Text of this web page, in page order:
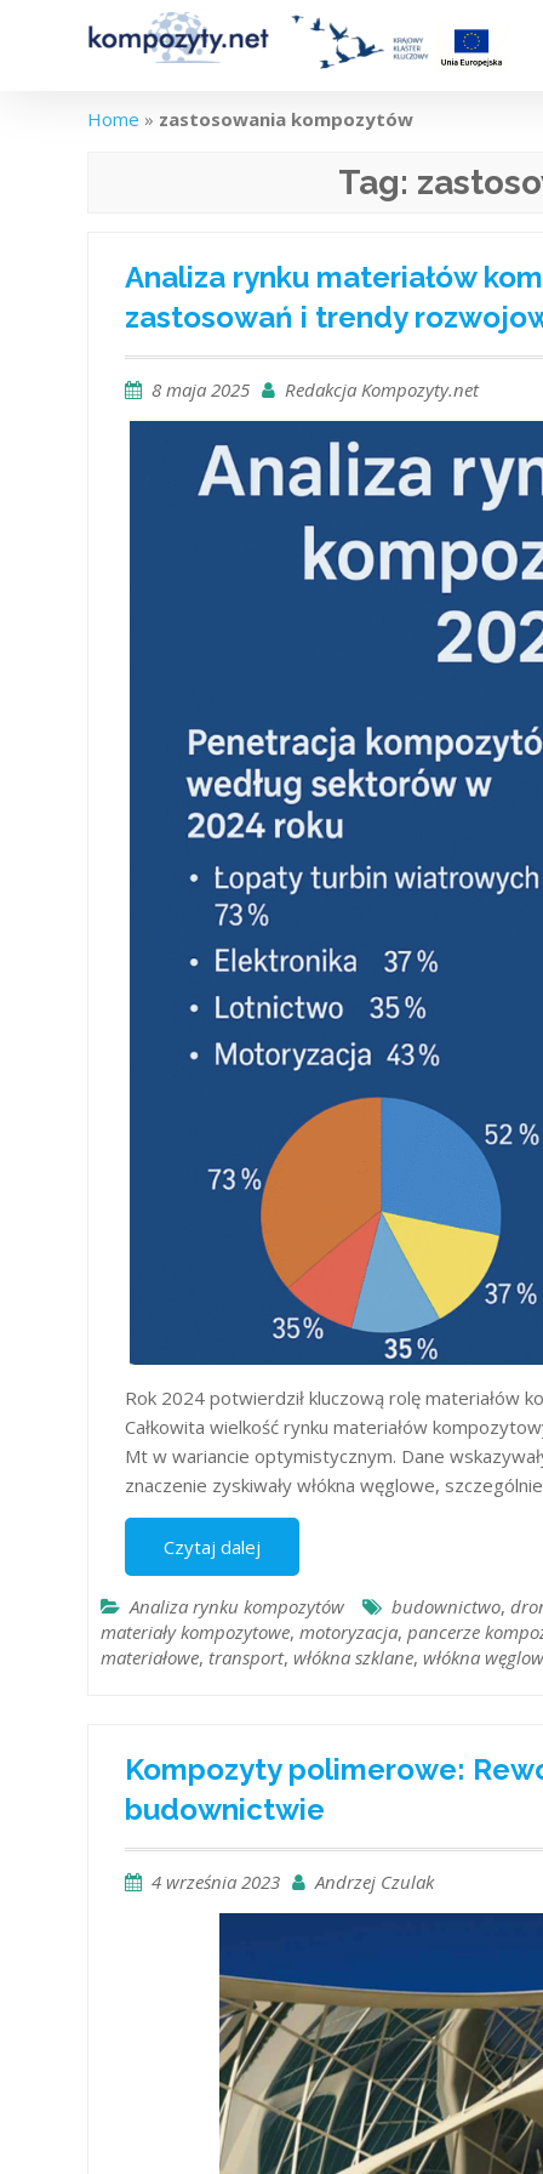
Home » zastosowania kompozytów
Tag:
Analiza rynku materiałów
zastosowań i trendy
8 maja 2025 Redakcja Kompozyty.net
Rok 2024 potwierdził kluczową rolę materiałów
Całkowita wielkość rynku materiałów
Mt w wariancie optymistycznym. Dane
znaczenie zyskiwały włókna węglowe,
Czytaj dalej
Analiza rynku kompozytów budownictwo,
materiały kompozytowe, motoryzacja, pancerze
materiałowe, transport, włókna szklane, włókna
Kompozyty polimerowe:
budownictwie
4 września 2023 Andrzej Czulak